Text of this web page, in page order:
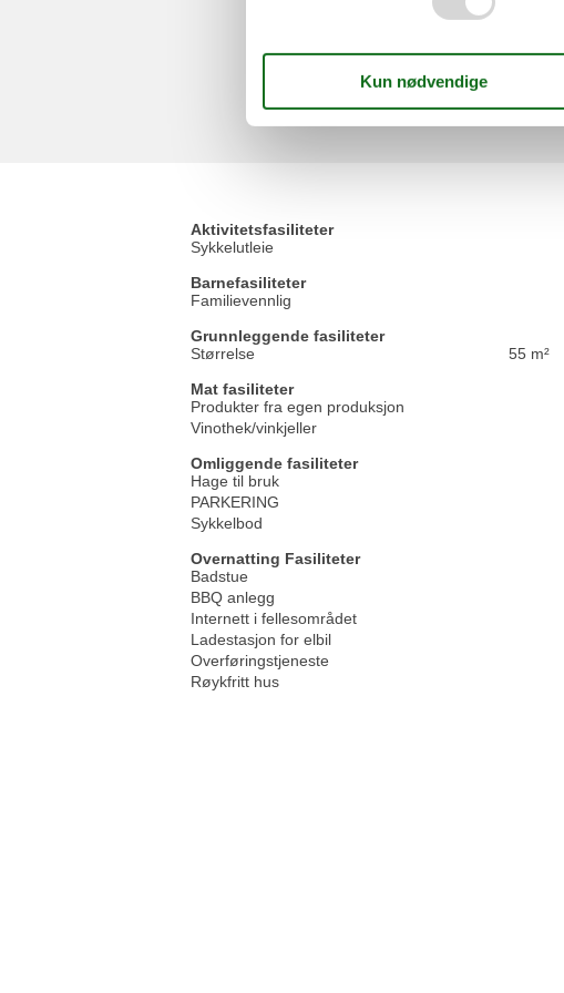
Aktivitetsfasiliteter
Sykkelutleie
Barnefasiliteter
Familievennlig
Grunnleggende fasiliteter
Størrelse
55 m²
Mat fasiliteter
Produkter fra egen produksjon
Vinothek/vinkjeller
Omliggende fasiliteter
Hage til bruk
PARKERING
Sykkelbod
Overnatting Fasiliteter
Badstue
BBQ anlegg
Internett i fellesområdet
Ladestasjon for elbil
Overføringstjeneste
Røykfritt hus